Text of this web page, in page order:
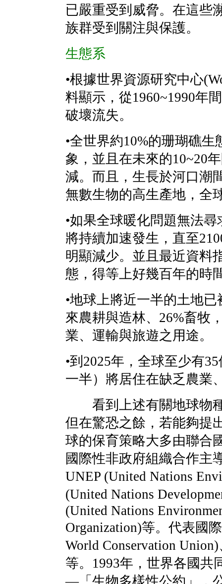
已嚴重受到威脅。在這些
族群受到關注與保護。
生態系
•根據世界資源研究中心
料顯示，從1960~1990年
破壞流失。
•全世界約10%的珊瑚礁
象，並且在未來的10~20
減。而且，生長於河口潮
無數生物的高生產地，全
•如果全球暖化問題無法
將持續加速發生，直至
明顯減少。並且最近資料
態，得等上好幾百年的時
•地球上將近一半的土地
來農耕與造林、26%畜牧
業、運輸與旅遊之用途。
•到2025年，全球至少有
一半）將居住在缺乏農業
看到上述有關地球物種
但在驚恐之餘，若能夠提
球的保育策略大多由聯合
國際性非政府組織合作主
UNEP (United Nations
(United Nations
(United Nations
Organization)等。代表國
World Conservation
等。1993年，世界各國共
—「生物多樣性公約」，